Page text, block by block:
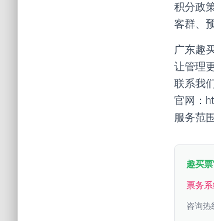
积分政
客群、
广东趣
让管理
联系我
官网：
服务范
趣买
票务
咨询热